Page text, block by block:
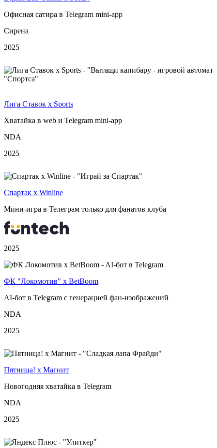
Офисная сатира в Telegram mini-app
Сирена
2025
Лига Ставок х Sports
Хватайка в web и Telegram mini-app
NDA
2025
Спартак х Winline
Мини-игра в Телеграм только для фанатов клуба
2025
ФК "Локомотив" х BetBoom
AI‑бот в Telegram с генерацией фан-изображений
NDA
2025
Пятница! х Магнит
Новогодняя хватайка в Telegram
NDA
2025